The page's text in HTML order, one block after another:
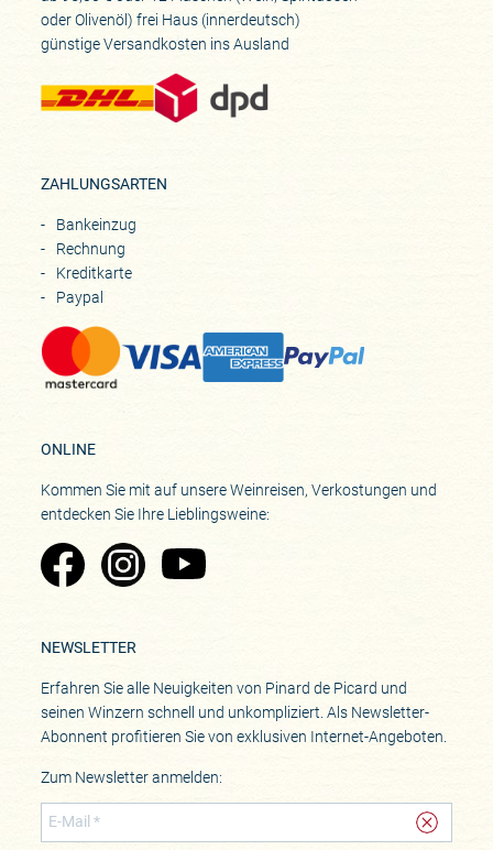
oder Olivenöl) frei Haus (innerdeutsch)
günstige Versandkosten ins Ausland
ZAHLUNGSARTEN
Bankeinzug
Rechnung
Kreditkarte
Paypal
ONLINE
Kommen Sie mit auf unsere Weinreisen, Verkostungen und
entdecken Sie Ihre Lieblingsweine:
Zu Pinard's Facebook-Seite
Zu Pinard's Instagram-Seite
Zu Pinard's YouTube-Seite
NEWSLETTER
Erfahren Sie alle Neuigkeiten von Pinard de Picard und
seinen Winzern schnell und unkompliziert. Als Newsletter-
Abonnent profitieren Sie von exklusiven Internet-Angeboten.
Zum Newsletter anmelden: